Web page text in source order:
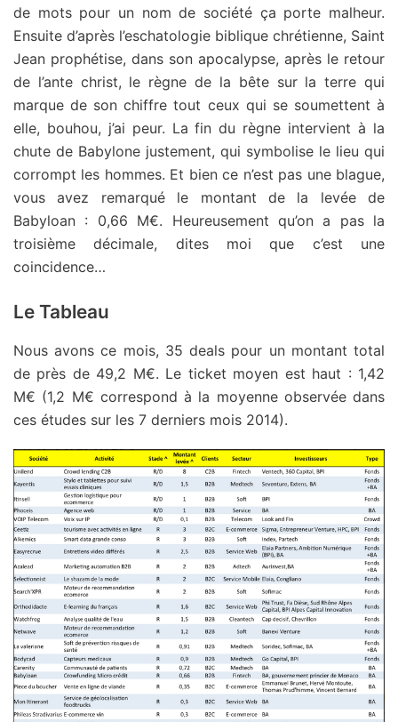
de mots pour un nom de société ça porte malheur.
Ensuite d’après l’eschatologie biblique chrétienne, Saint
Jean prophétise, dans son apocalypse, après le retour
de l’ante christ, le règne de la bête sur la terre qui
marque de son chiffre tout ceux qui se soumettent à
elle, bouhou, j’ai peur. La fin du règne intervient à la
chute de Babylone justement, qui symbolise le lieu qui
corrompt les hommes. Et bien ce n’est pas une blague,
vous avez remarqué le montant de la levée de
Babyloan : 0,66 M€. Heureusement qu’on a pas la
troisième décimale, dites moi que c’est une
coincidence…
Le Tableau
Nous avons ce mois, 35 deals pour un montant total
de près de 49,2 M€. Le ticket moyen est haut : 1,42
M€ (1,2 M€ correspond à la moyenne observée dans
ces études sur les 7 derniers mois 2014).